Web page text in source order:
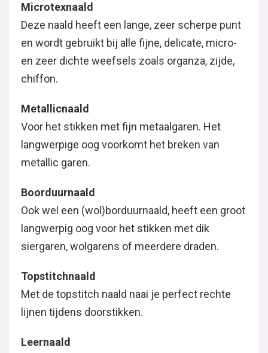
Microtexnaald
Deze naald heeft een lange, zeer scherpe punt
en wordt gebruikt bij alle fijne, delicate, micro-
en zeer dichte weefsels zoals organza, zijde,
chiffon.
Metallicnaald
Voor het stikken met fijn metaalgaren. Het
langwerpige oog voorkomt het breken van
metallic garen.
Boorduurnaald
Ook wel een (wol)borduurnaald, heeft een groot
langwerpig oog voor het stikken met dik
siergaren, wolgarens of meerdere draden.
Topstitchnaald
Met de topstitch naald naai je perfect rechte
lijnen tijdens doorstikken.
Leernaald